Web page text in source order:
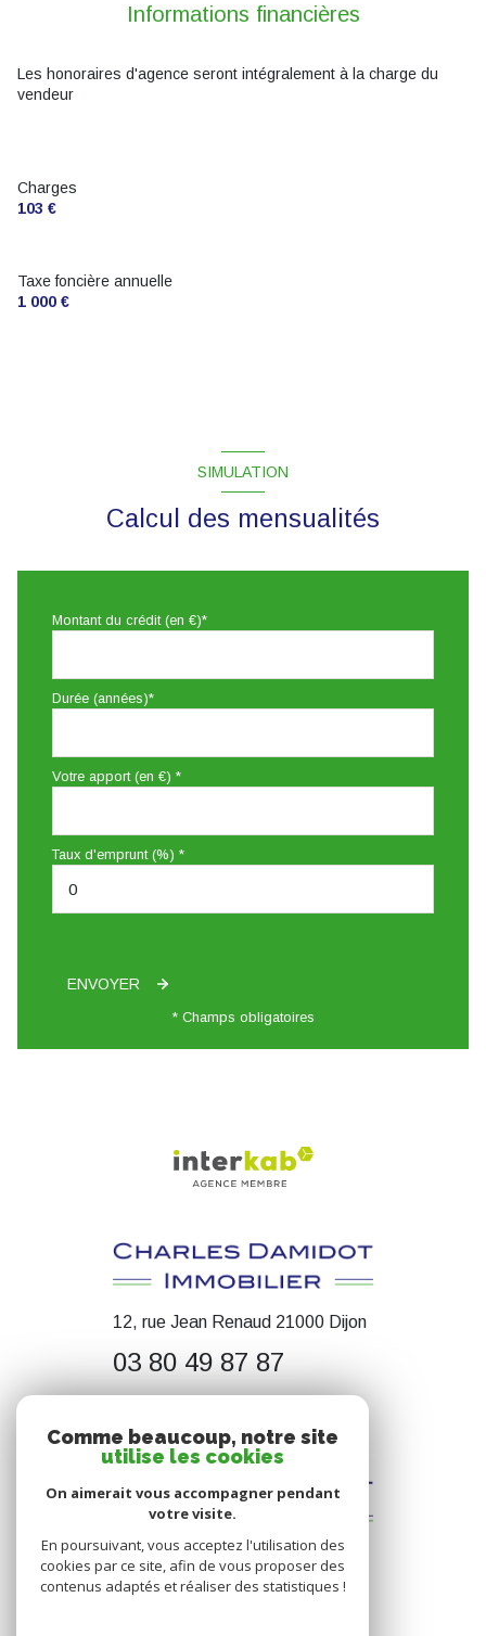
Informations financières
Les honoraires d'agence seront intégralement à la charge du
vendeur
Charges
103 €
Taxe foncière annuelle
1 000 €
SIMULATION
Calcul des mensualités
Montant du crédit (en €)*
Durée (années)*
Votre apport (en €) *
Taux d'emprunt (%) *
ENVOYER
* Champs obligatoires
12, rue Jean Renaud 21000 Dijon
03 80 49 87 87
Comme beaucoup, notre site
utilise les cookies
On aimerait vous accompagner pendant
votre visite.
En poursuivant, vous acceptez l'utilisation des
cookies par ce site, afin de vous proposer des
contenus adaptés et réaliser des statistiques !